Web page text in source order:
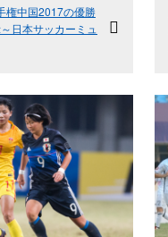
権中国2017の優勝
日本サッカーミュ